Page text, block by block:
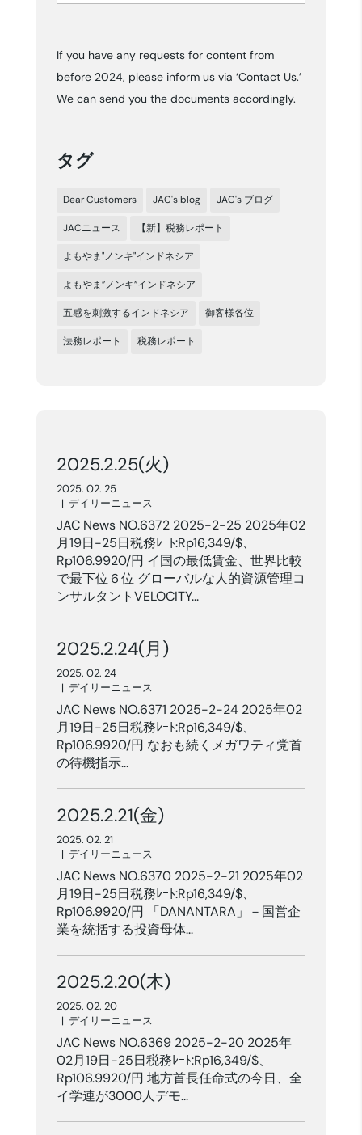
イ
ブ
If you have any requests for content from
before 2024, please inform us via ‘Contact Us.’
We can send you the documents accordingly.
タグ
Dear Customers JAC's blog JAC's ブログ
JACニュース 【新】税務レポート
よもやま"ノンキ"インドネシア
よもやま”ノンキ”インドネシア
五感を刺激するインドネシア 御客様各位
法務レポート 税務レポート
2025.2.25(火)
2025. 02. 25
| デイリーニュース
JAC News NO.6372 2025-2-25 2025年02
月19日-25日税務ﾚｰﾄ:Rp16,349/$、
Rp106.9920/円 イ国の最低賃金、世界比較
で最下位６位 グローバルな人的資源管理コ
ンサルタントVELOCITY...
2025.2.24(月)
2025. 02. 24
| デイリーニュース
JAC News NO.6371 2025-2-24 2025年02
月19日-25日税務ﾚｰﾄ:Rp16,349/$、
Rp106.9920/円 なおも続くメガワティ党首
の待機指示...
2025.2.21(金)
2025. 02. 21
| デイリーニュース
JAC News NO.6370 2025-2-21 2025年02
月19日-25日税務ﾚｰﾄ:Rp16,349/$、
Rp106.9920/円 「DANANTARA」－国営企
業を統括する投資母体...
2025.2.20(木)
2025. 02. 20
| デイリーニュース
JAC News NO.6369 2025-2-20 2025年
02月19日-25日税務ﾚｰﾄ:Rp16,349/$、
Rp106.9920/円 地方首長任命式の今日、全
イ学連が3000人デモ...